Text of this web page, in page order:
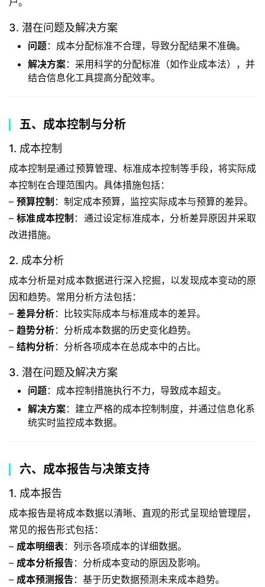
3. 潜在问题及解决方案
问题：成本分配标准不合理，导致分配结果不准确。
解决方案：采用科学的分配标准（如作业成本法），并
结合信息化工具提高分配效率。
五、成本控制与分析
1. 成本控制
成本控制是通过预算管理、标准成本控制等手段，将实际成
本控制在合理范围内。具体措施包括：
– 预算控制 ：制定成本预算，监控实际成本与预算的差异。
– 标准成本控制 ：通过设定标准成本，分析差异原因并采取
改进措施。
2. 成本分析
成本分析是对成本数据进行深入挖掘，以发现成本变动的原
因和趋势。常用分析方法包括：
– 差异分析：比较实际成本与标准成本的差异。
– 趋势分析：分析成本数据的历史变化趋势。
– 结构分析：分析各项成本在总成本中的占比。
3. 潜在问题及解决方案
问题：成本控制措施执行不力，导致成本超支。
解决方案：建立严格的成本控制制度，并通过信息化系
统实时监控成本数据。
六、成本报告与决策支持
1. 成本报告
成本报告是将成本数据以清晰、直观的形式呈现给管理层，
常见的报告形式包括：
– 成本明细表：列示各项成本的详细数据。
– 成本分析报告 ：分析成本变动的原因及影响。
– 成本预测报告 ：基于历史数据预测未来成本趋势。